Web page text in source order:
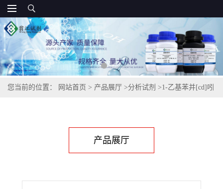
您当前的位置： 网站首页 > 产品展厅 >分析试剂 >1-乙基苯并[cd]吲
产品展厅